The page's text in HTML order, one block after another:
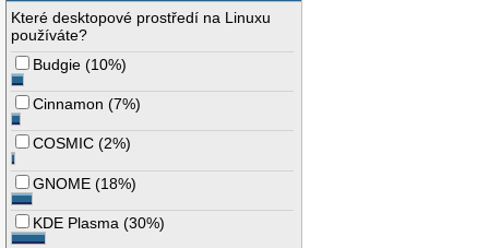
Které desktopové prostředí na Linuxu
používáte?
Budgie (10%)
Cinnamon (7%)
COSMIC (2%)
GNOME (18%)
KDE Plasma (30%)